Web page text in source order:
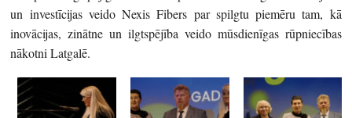
un investīcijas veido Nexis Fibers par spilgtu piemēru tam, kā
inovācijas, zinātne un ilgtspējība veido mūsdienīgas rūpniecības
nākotni Latgalē.